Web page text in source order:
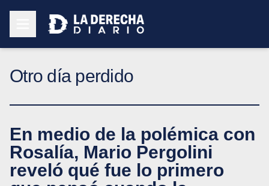
Otro día perdido
En medio de la polémica con
Rosalía, Mario Pergolini
reveló qué fue lo primero